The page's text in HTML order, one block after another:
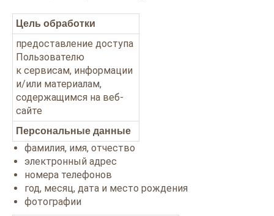
Цель обработки
предоставление доступа
Пользователю
к сервисам, информации
и/или материалам,
содержащимся на веб-
сайте
Персональные данные
фамилия, имя, отчество
электронный адрес
номера телефонов
год, месяц, дата и место рождения
фотографии